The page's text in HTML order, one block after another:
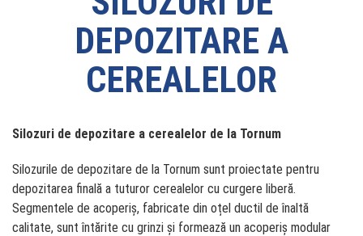
DEPOZITARE A
CEREALELOR
Silozuri de depozitare a cerealelor de la Tornum
Silozurile de depozitare de la Tornum sunt proiectate pentru
depozitarea finală a tuturor cerealelor cu curgere liberă.
Segmentele de acoperiș, fabricate din oțel ductil de înaltă
calitate, sunt întărite cu grinzi și formează un acoperiș modular